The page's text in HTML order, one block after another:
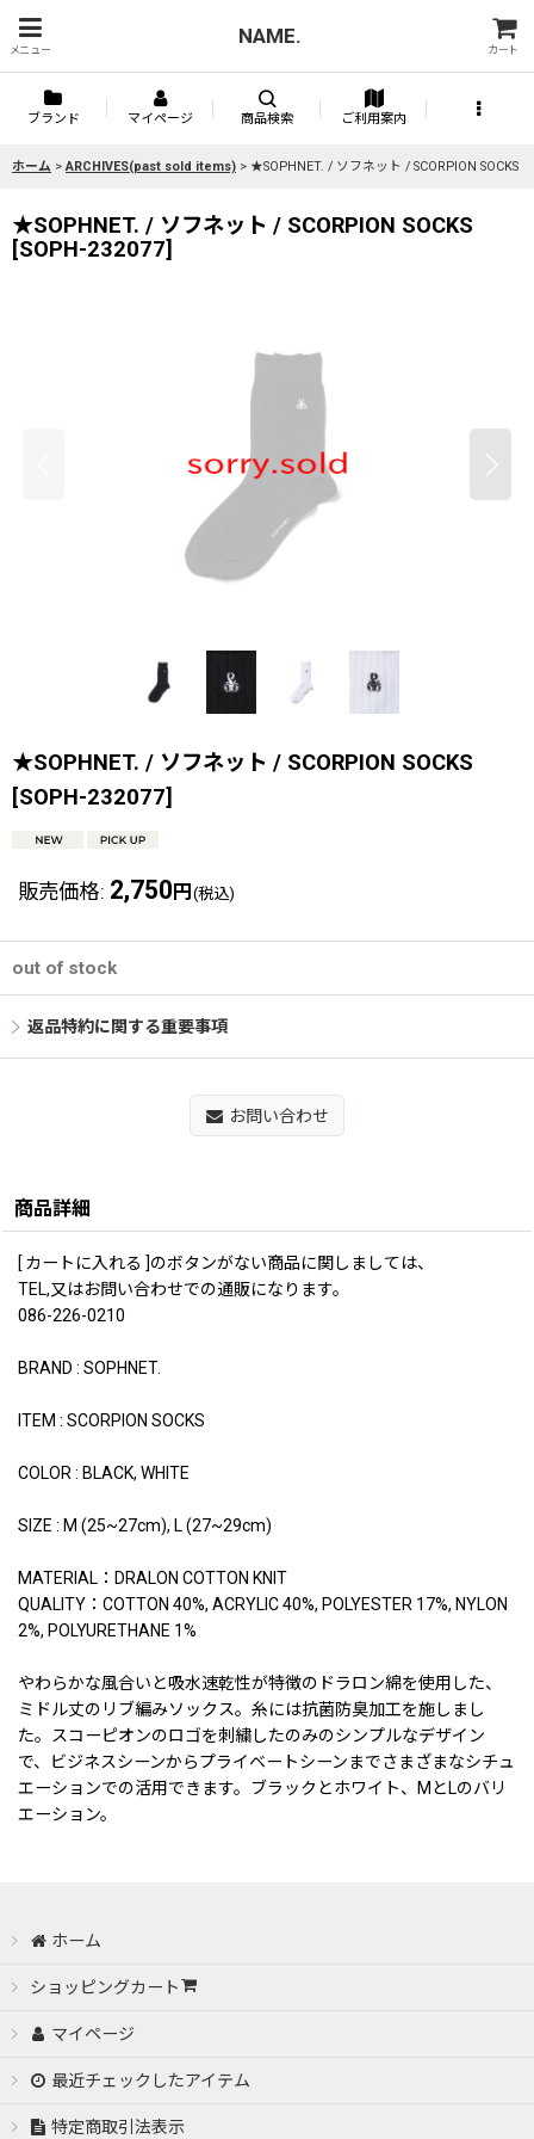
メニュー
NAME.
カート
ブランド マイページ 商品検索 ご利用案内
ホーム > ARCHIVES(past sold items) > ★SOPHNET. / ソフネット / SCORPION SOCKS
★SOPHNET. / ソフネット / SCORPION SOCKS
[SOPH-232077]
★SOPHNET. / ソフネット / SCORPION SOCKS
[SOPH-232077]
販売価格: 2,750 円 (税込)
out of stock
返品特約に関する重要事項
お問い合わせ
商品詳細
[ カートに入れる ]のボタンがない商品に関しましては、
TEL,又はお問い合わせでの通販になります。
086-226-0210
BRAND : SOPHNET.
ITEM : SCORPION SOCKS
COLOR : BLACK, WHITE
SIZE : M (25~27cm), L (27~29cm)
MATERIAL：DRALON COTTON KNIT
QUALITY：COTTON 40%, ACRYLIC 40%, POLYESTER 17%, NYLON
2%, POLYURETHANE 1%
やわらかな風合いと吸水速乾性が特徴のドラロン綿を使用した、
ミドル丈のリブ編みソックス。糸には抗菌防臭加工を施しまし
た。スコーピオンのロゴを刺繍したのみのシンプルなデザイン
で、ビジネスシーンからプライベートシーンまでさまざまなシチュ
エーションでの活用できます。ブラックとホワイト、MとLのバリ
エーション。
ホーム
ショッピングカート
マイページ
最近チェックしたアイテム
特定商取引法表示